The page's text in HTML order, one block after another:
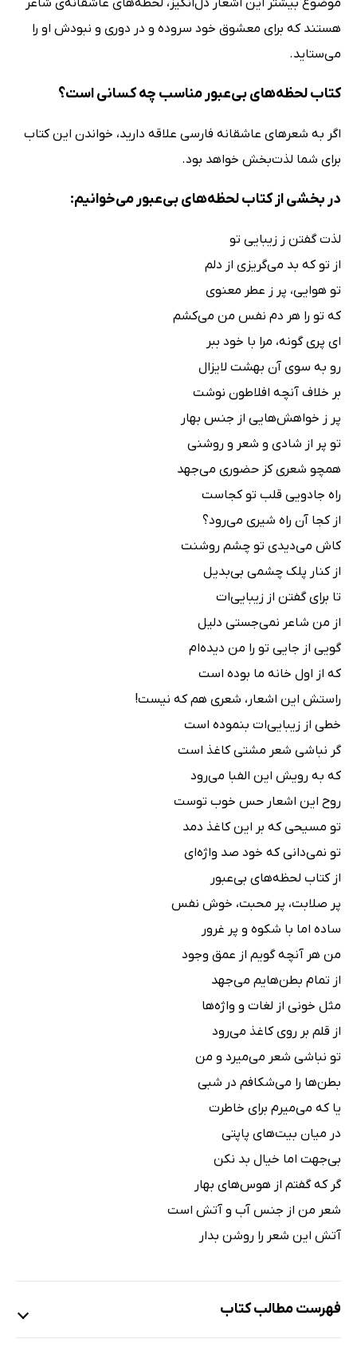
هستند که برای معشوق خود سروده و در دوری و نبودش او را
می‌ستاید.
کتاب لحظه‌های بی‌عبور مناسب چه کسانی است؟
اگر به شعرهای عاشقانه فارسی علاقه دارید، خواندن این کتاب
برای شما لذت‌بخش خواهد بود.
در بخشی از کتاب لحظه‌های بی‌عبور می‌خوانیم:
لذت گفتن ز زیبایی تو
از تو که بد می‌گریزی از دلم
تو هوایی، پر ز عطر معنوی
که تو را هر دم نفس من می‌کشم
ای پری گونه، مرا با خود ببر
رو به سوی آن بهشت لایزال
بر خلاف آنچه افلاطون نوشت
پر ز خواهش‌هایی از جنس بهار
تو پر از شادی و شعر و روشنی
همچو شعری کز حضوری می‌جهد
راه جادویی قلب تو کجاست
از کجا آن راه شیری می‌رود؟
کاش می‌دیدی تو چشم روشنت
از کنار پلک چشمی بی‌بدیل
تا برای گفتن از زیبایی‌ات
از من شاعر نمی‌جستی دلیل
گویی از جایی تو را من دیده‌ام
که از اول خانه ما بوده است
راستش این اشعار، شعری هم که نیست!
خطی از زیبایی‌ات بنموده است
گر نباشی شعر مشتی کاغذ است
که به رویش این الفبا می‌رود
روح این اشعار حس خوب توست
تو مسیحی که بر این کاغذ دمد
تو نمی‌دانی که خود صد واژه‌ای
از کتاب لحظه‌های بی‌عبور
پر صلابت، پر محبت، خوش نفس
ساده اما با شکوه و پر غرور
من هر آنچه گویم از عمق وجود
از تمام بطن‌هایم می‌جهد
مثل خونی از لغات و واژه‌ها
از قلم بر روی کاغذ می‌رود
تو نباشی شعر می‌میرد و من
بطن‌ها را می‌شکافم در شبی
یا که می‌میرم برای خاطرت
در میان بیت‌های پاپتی
بی‌جهت اما خیال بد نکن
گر که گفتم از هوس‌های بهار
شعر من از جنس آب و آتش است
آتش این شعر را روشن بدار
فهرست مطالب کتاب